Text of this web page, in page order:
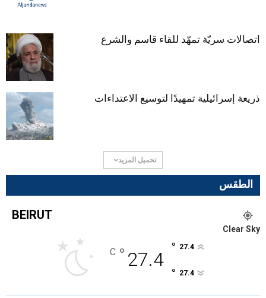
اتصالات سريّة تمهّد للقاء قاسم والشرع
ذريعة إسرائيلية تمهيدًا لتوسيع الاعتداءات
تحميل المزيد
الطقس
BEIRUT
Clear Sky
27.4
°
C 27.4
°
27.4
°